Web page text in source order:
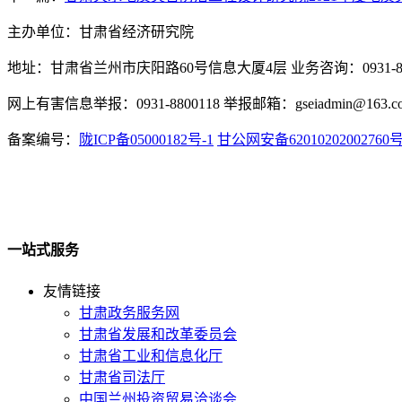
主办单位：甘肃省经济研究院
地址：甘肃省兰州市庆阳路60号信息大厦4层 业务咨询：0931-
网上有害信息举报：0931-8800118 举报邮箱：
备案编号： 陇ICP备05000182号-1 甘公网安备62010202002760号
一站式服务
友情链接
甘肃政务服务网
甘肃省发展和改革委员会
甘肃省工业和信息化厅
甘肃省司法厅
中国兰州投资贸易洽谈会